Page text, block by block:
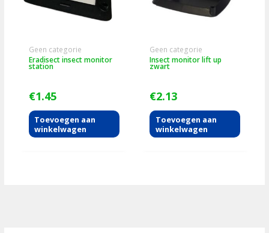
Geen categorie
Eradisect insect monitor
station
€1.45
Toevoegen aan
winkelwagen
Geen categorie
Insect monitor lift up
zwart
€2.13
Toevoegen aan
winkelwagen